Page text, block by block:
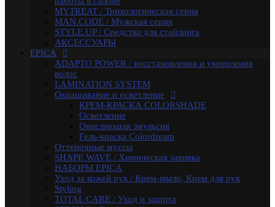
SKIN BALANCE| / Регулирование работы сальных
желез
SILK WAVES / Ежедневный уход за вьющимися
волосами
HEMP THERAPY ORGANIC / Для роста волос
MEN'S / Мужская серия
COLD BLOND / Уход для blond
KERATIN PRO / Реконструкция и восстановление
волос
ARGANIA RISE ORGANIC / Блеск и гладкость волос
AMBER SHINE ORGANIC / Для придания блеска
DEEP RECOVER / Восстановление поврежденных
VOLUME BOOSTER / Для придания объема
RICH COLOR / Для окрашенных волос
COMPLEX PRO / Защита во время и после
окрашивания
COLLAGEN PRO / Глубокое увлажнение волос
INTENSE MOISTURE / Для увлажнения и питания
сухих волос
MYTREAT / Трихологическая серия
MAN.CODE / Мужская серия
STYLE.UP / Средства для стайлинга
АКСЕССУАРЫ
EPICA
ADAPTO POWER / восстановления и укрепления
волос
LAMINATION SYSTEM
Окрашивание и осветление
КРЕМ-КРАСКА COLORSHADE
Осветление
Окисляющая эмульсия
Гель-краска Colordream
Оттеночные муссы
SHAPE WAVE / Химическая завивка
НАБОРЫ EPICA
Уход за кожей рук / Крем-мыло, Крем для рук
Styling
TOTAL CARE / Уход и защита